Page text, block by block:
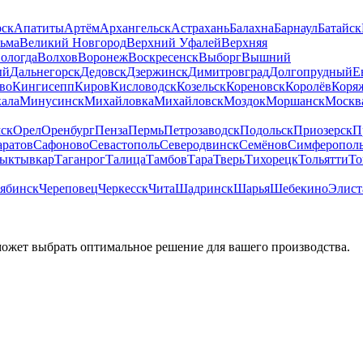
АпатитыАртёмАрхангельскАстраханьБалахнаБарнаулБатайск
Великий НовгородВерхний УфалейВерхняя
ВолховВоронежВоскресенскВыборгВышний
ДальнегорскДедовскДзержинскДимитровградДолгопрудный
КингисеппКировКисловодскКозельскКореновскКоролёв
МинусинскМихайловкаМихайловскМоздокМоршанск
ОрелОренбургПензаПермьПетрозаводскПодольскПриозерск
СафоновоСевастопольСеверодвинскСемёнов
ТаганрогТалицаТамбовТараТверьТихорецкТольятти
ЧереповецЧеркесскЧитаШадринскШарьяШебекино
выбрать оптимальное решение для вашего производства.